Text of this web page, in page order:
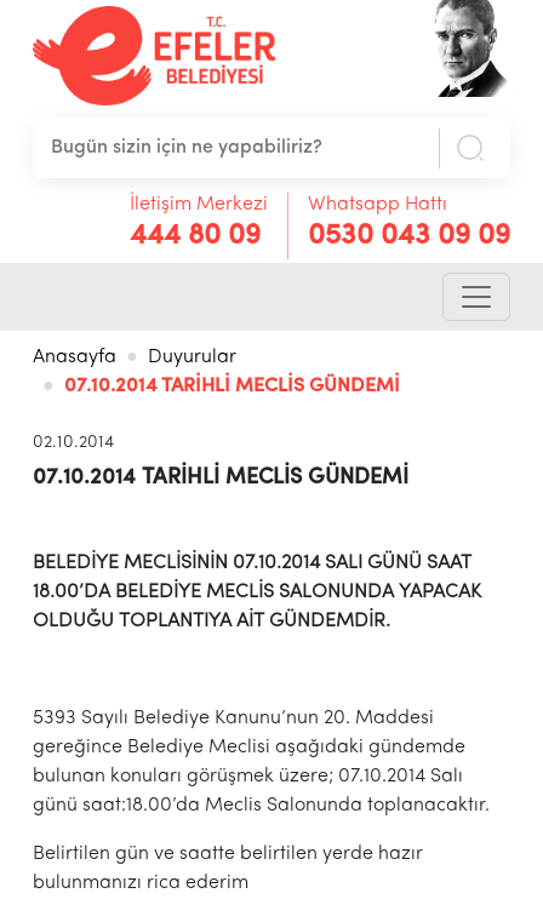
İletişim Merkezi
444 80 09
Whatsapp Hattı
0530 043 09 09
Anasayfa
Duyurular
07.10.2014 TARİHLİ MECLİS GÜNDEMİ
02.10.2014
07.10.2014 TARİHLİ MECLİS GÜNDEMİ
BELEDİYE MECLİSİNİN 07.10.2014 SALI GÜNÜ SAAT
18.00’DABELEDİYE MECLİS SALONUNDA YAPACAK
OLDUĞU
TOPLANTIYA AİT GÜNDEMDİR.
5393 Sayılı Belediye Kanunu’nun 20. Maddesi
gereğince Belediye Meclisi aşağıdaki gündemde
bulunan konuları görüşmek üzere; 07.10.2014 Salı
günü saat:18.00’da Meclis Salonunda toplanacaktır.
Belirtilen gün ve saatte belirtilen yerde hazır
bulunmanızı rica ederim